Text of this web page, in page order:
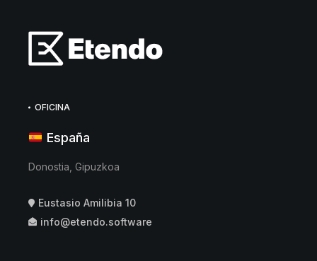
OFICINA
España
Donostia, Gipuzkoa
Eustasio Amilibia 10
info@etendo.software